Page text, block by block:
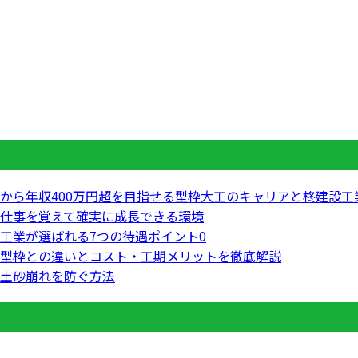
ら年収400万円超を目指せる型枠大工のキャリアと柊建設
事を覚えて確実に成長できる環境
業が選ばれる7つの待遇ポイント0
枠との違いとコスト・工期メリットを徹底解説
砂崩れを防ぐ方法